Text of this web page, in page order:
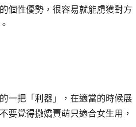
個性優勢，很容易就能虜獲對方
一把「利器」，在適當的時候展
要覺得撒嬌賣萌只適合女生用，